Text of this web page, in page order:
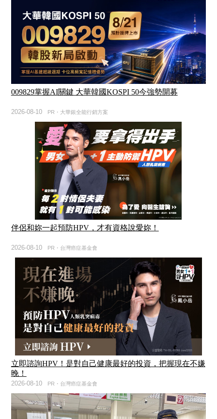
009829掌握AI關鍵 大華韓國KOSPI 50今強勢開募
PR・大華銀全能行銷方案
2026-08-10
伴侶和妳一起預防HPV，才有資格說愛妳！
PR・台灣癌症基金會
2026-08-10
立即諮詢HPV！是對自己健康最好的投資，把握現在不嫌
晚！
PR・台灣癌症基金會
2026-08-10